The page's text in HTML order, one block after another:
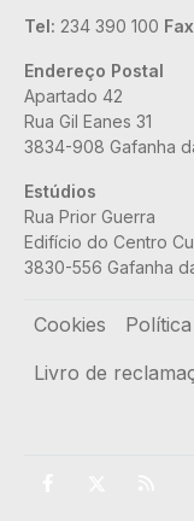
Tel: 234 390 100
Endereço Postal
Apartado 42
Rua Gil Eanes 31
3834-908 Gafanha
Estúdios
Rua Prior Guerra
Edifício do Centro
3830-556 Gafanha
Rodapé
Cookies
Livro de